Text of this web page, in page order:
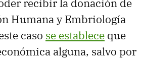
recibir la donación de
Humana y Embriología
caso se establece que
alguna, salvo por